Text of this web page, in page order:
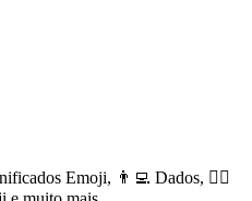
Emoji, 👨‍💻 Dados, 🙅‍♀️